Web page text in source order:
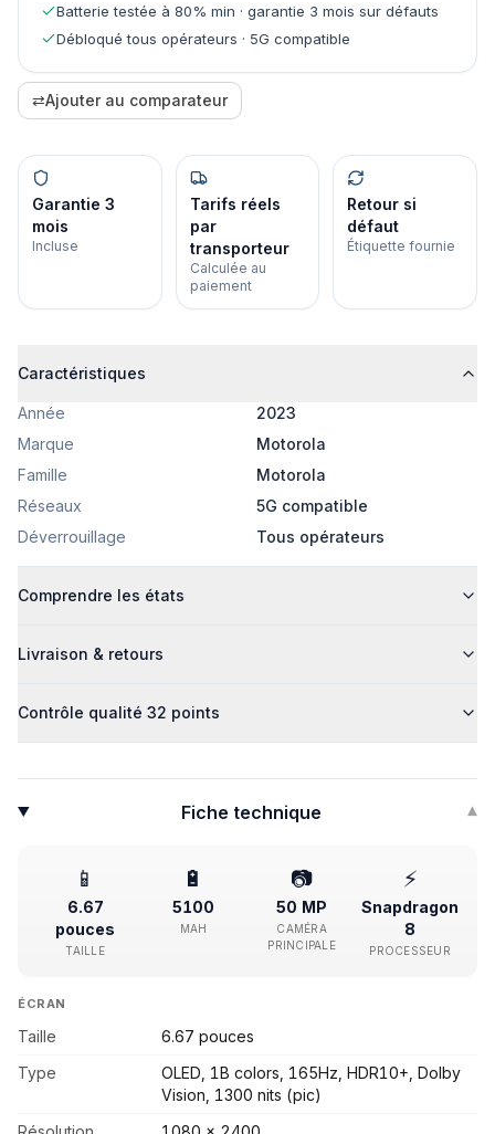
Batterie testée à 80% min · garantie 3 mois sur défauts
Débloqué tous opérateurs · 5G compatible
⇄Ajouter au comparateur
Garantie 3
mois
Incluse
Tarifs réels
par
transporteur
Calculée au
paiement
Retour si
défaut
Étiquette fournie
Caractéristiques
Année
2023
Marque
Motorola
Famille
Motorola
Réseaux
5G compatible
Déverrouillage
Tous opérateurs
Comprendre les états
Livraison & retours
Contrôle qualité 32 points
Fiche technique ▾
📱
6.67
pouces
TAILLE
🔋
5100
MAH
📷
50 MP
CAMÉRA
PRINCIPALE
⚡
Snapdragon
8
PROCESSEUR
ÉCRAN
Taille
6.67 pouces
Type
OLED, 1B colors, 165Hz, HDR10+, Dolby
Vision, 1300 nits (pic)